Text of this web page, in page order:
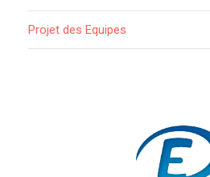
Projet des Equipes